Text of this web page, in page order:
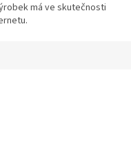
má ve skutečnosti